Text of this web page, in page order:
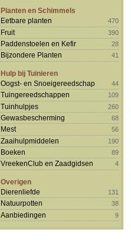
Planten en Schimmels
Eetbare planten
470
Fruit 390
Paddenstoelen en Kefir 28
Bijzondere Planten 41
Hulp bij Tuinieren
Oogst- en Snoeigereedschap
44
Tuingereedschappen 109
Tuinhulpjes 260
Gewasbescherming 68
Mest 56
Zaaihulpmiddelen 190
Boeken 89
VreekenClub en Zaadgidsen 4
Overigen
Dierenliefde
131
Natuurpotten 38
Aanbiedingen 9